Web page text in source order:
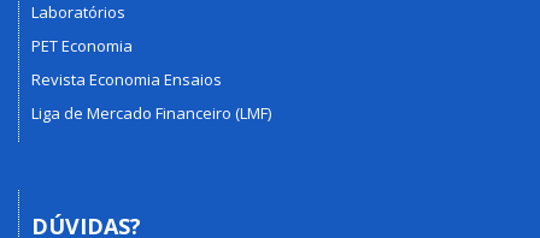
Laboratórios
PET Economia
Revista Economia Ensaios
Liga de Mercado Financeiro (LMF)
DÚVIDAS?